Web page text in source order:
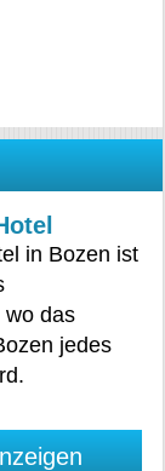
in Bozen ist
wo das
jedes